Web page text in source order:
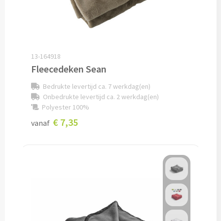
Bagageriemen bedrukken
Koffersloten bedrukken
Bagageweegschalen bedrukken
Reissetjes bedrukken
Paspoorthouders bedrukken
13-164918
Fleecedeken Sean
Bedrukte levertijd ca. 7 werkdag(en)
Onbedrukte levertijd ca. 2 werkdag(en)
Polyester 100%
vanaf € 7,35